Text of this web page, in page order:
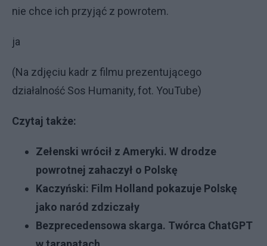
nie chce ich przyjąć z powrotem.
ja
(Na zdjęciu kadr z filmu prezentującego
działalność Sos Humanity, fot. YouTube)
Czytaj także:
Zełenski wrócił z Ameryki. W drodze
powrotnej zahaczył o Polskę
Kaczyński: Film Holland pokazuje Polskę
jako naród zdziczały
Bezprecedensowa skarga. Twórca ChatGPT